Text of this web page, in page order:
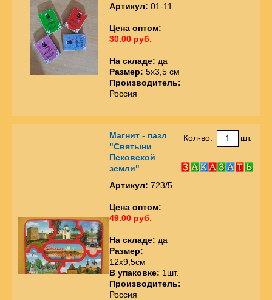
Артикул: 01-11
Цена оптом:
30.00 руб.
На складе: да
Размер: 5х3,5 см
Производитель:
Россия
Магнит - пазл
"Святыни
Псковской
земли"
Артикул: 723/5
Цена оптом:
49.00 руб.
На складе: да
Размер:
12х9,5см
В упаковке: 1шт.
Производитель:
Россия
Кол-во: шт.